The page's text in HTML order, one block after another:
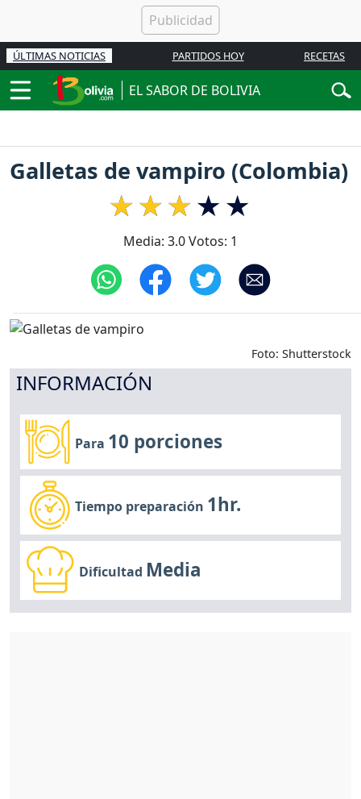
ÚLTIMAS NOTICIAS PARTIDOS HOY RECETAS
EL SABOR DE BOLIVIA
Galletas de vampiro (Colombia)
Media: 3.0Votos: 1
Foto: Shutterstock
INFORMACIÓN
Para 10 porciones
Tiempo preparación 1hr.
Dificultad Media